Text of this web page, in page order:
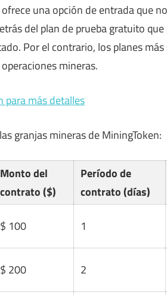
una opción de entrada que
del plan de prueba gratuito
Por el contrario, los planes
mineras.
para más detalles
granjas mineras de MiningToken:
Monto del
contrato ($)
Período de
contrato (días)
$ 100 1
$ 200 2